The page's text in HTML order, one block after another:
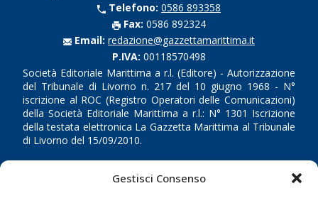
Gestisci Consenso
Telefono: 0586 893358
Fax: 0586 892324
Email: redazione@gazzettamarittima.it
P.IVA: 00118570498
Società Editoriale Marittima a r.l. (Editore) - Autorizzazione
del Tribunale di Livorno n. 217 del 10 giugno 1968 - N°
iscrizione al ROC (Registro Operatori delle Comunicazioni)
della Società Editoriale Marittima a r.l.: N° 1301 Iscrizione
della testata elettronica La Gazzetta Marittima al Tribunale
di Livorno del 15/09/2010.
LINK